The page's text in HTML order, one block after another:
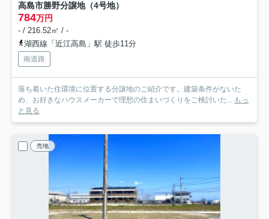
高島市勝野分譲地（4号地）
784万円
- / 216.52㎡ / -
湖西線「近江高島」駅 徒歩11分
南道路
落ち着いた住環境に位置する分譲地のご紹介です。建築条件がないた
め、お好きなハウスメーカーで理想の住まいづくりをご検討いた... もっ
と見る
売地